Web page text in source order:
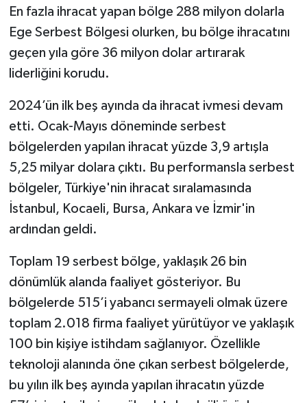
En fazla ihracat yapan bölge 288 milyon dolarla
Ege Serbest Bölgesi olurken, bu bölge ihracatını
geçen yıla göre 36 milyon dolar artırarak
liderliğini korudu.
2024’ün ilk beş ayında da ihracat ivmesi devam
etti. Ocak-Mayıs döneminde serbest
bölgelerden yapılan ihracat yüzde 3,9 artışla
5,25 milyar dolara çıktı. Bu performansla serbest
bölgeler, Türkiye'nin ihracat sıralamasında
İstanbul, Kocaeli, Bursa, Ankara ve İzmir'in
ardından geldi.
Toplam 19 serbest bölge, yaklaşık 26 bin
dönümlük alanda faaliyet gösteriyor. Bu
bölgelerde 515’i yabancı sermayeli olmak üzere
toplam 2.018 firma faaliyet yürütüyor ve yaklaşık
100 bin kişiye istihdam sağlanıyor. Özellikle
teknoloji alanında öne çıkan serbest bölgelerde,
bu yılın ilk beş ayında yapılan ihracatın yüzde